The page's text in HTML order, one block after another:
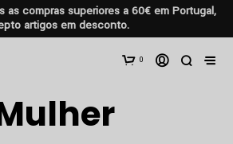
as compras superiores a 60€ em Portugal,
artigos em desconto.
0